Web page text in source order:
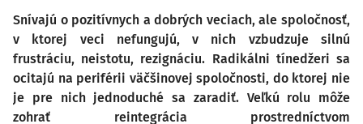
Snívajú o pozitívnych a dobrých veciach, ale spoločnosť,
v ktorej veci nefungujú, v nich vzbudzuje silnú
frustráciu, neistotu, rezignáciu. Radikálni tínedžeri sa
ocitajú na periférii väčšinovej spoločnosti, do ktorej nie
je pre nich jednoduché sa zaradiť. Veľkú rolu môže
zohrať reintegrácia prostredníctvom